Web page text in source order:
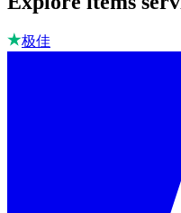
极佳